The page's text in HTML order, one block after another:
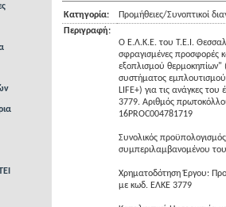
Κατηγορία:
Προμήθειες/Συνοπτικοί
Περιγραφή:
Ο Ε.Λ.Κ.Ε. του Τ.Ε.Ι.
σφραγισμένες προσφορές
εξοπλισμού θερμοκηπίων"
συστήματος
LIFE+) για τις ανάγκες
3779. Αριθμός
16PROC004781719
Συνολικός
συμπεριλαμβανομένου
Χρηματοδότηση Έργου:
με κωδ. ΕΛΚΕ 3779